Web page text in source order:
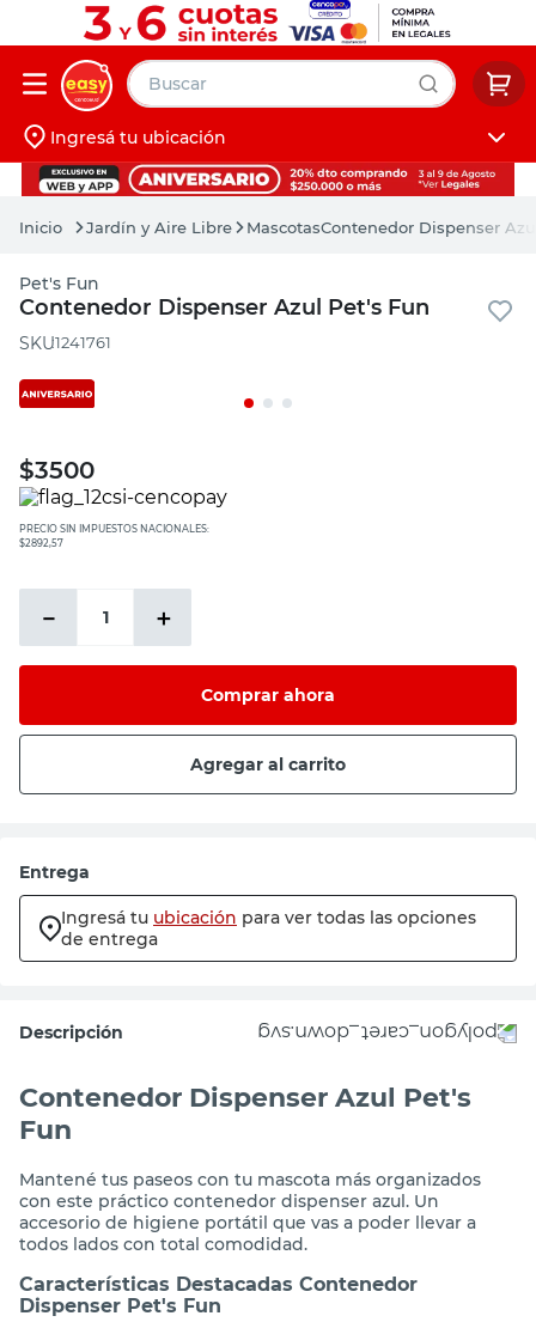
Buscar
Iniciá sesión
Ingresá tu ubicación
Jardín y Aire Libre MascotasContenedor Dispenser
Pet's Fun
Contenedor Dispenser Azul Pet's Fun
:1241761
$3500
PRECIO SIN IMPUESTOS NACIONALES:
$2892,57
＋
－
Comprar ahora
Agregar al carrito
Entrega
Ingresá tu ubicación para ver todas las opciones
de entrega
Descripción
Contenedor Dispenser Azul Pet's
Fun
Mantené tus paseos con tu mascota más organizados
con este práctico contenedor dispenser azul. Un
accesorio de higiene portátil que vas a poder llevar a
todos lados con total comodidad.
Características Destacadas Contenedor
Dispenser Pet's Fun
muebles
pintura
escritorio
puertas